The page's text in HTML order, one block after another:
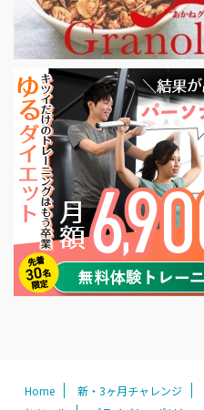
Home 新・3ヶ月チャレンジ